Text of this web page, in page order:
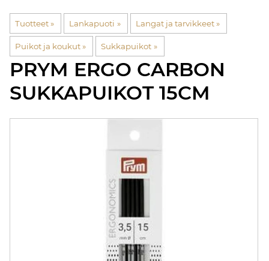
Tuotteet‪» Lankapuoti ‪» Langat ja tarvikkeet ‪»
Puikot ja koukut‪» Sukkapuikot ‪»
PRYM ERGO CARBON
SUKKAPUIKOT 15CM